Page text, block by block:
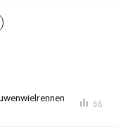
66